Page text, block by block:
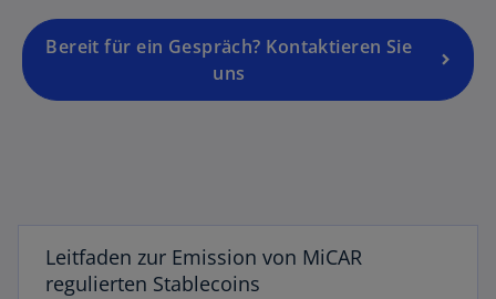
Bereit für ein Gespräch? Kontaktieren Sie
uns
e
t
Leitfaden zur Emission von MiCAR
regulierten Stablecoins